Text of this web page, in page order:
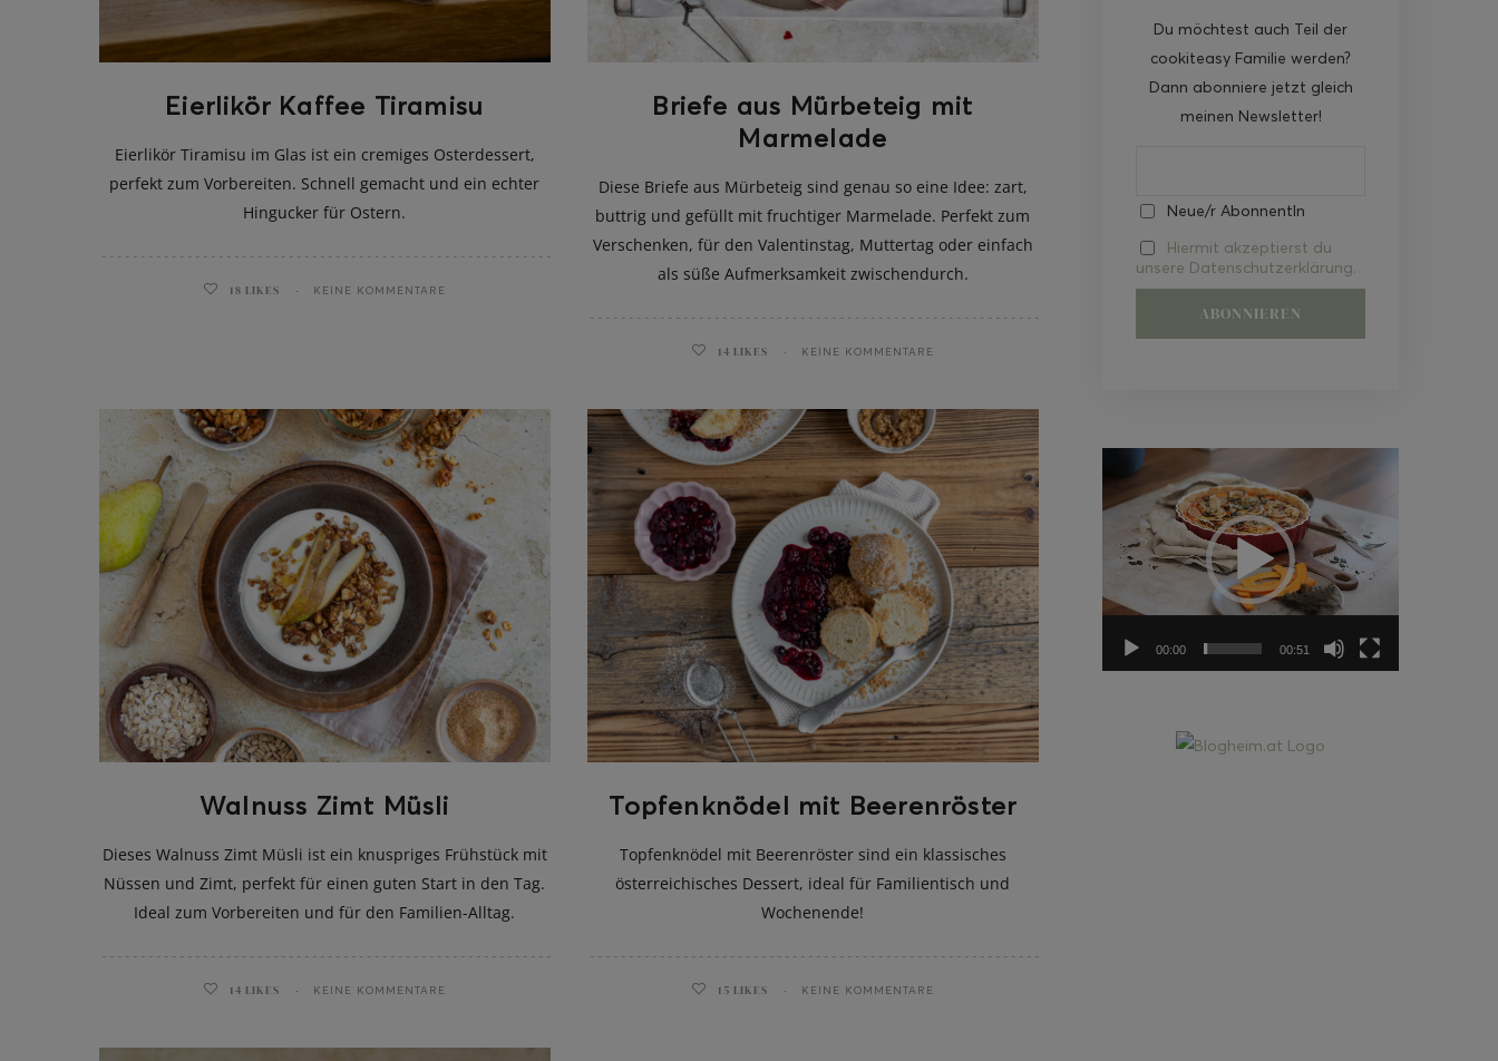
Eierlikör Kaffee Tiramisu
Eierlikör Tiramisu im Glas ist ein cremiges Osterdessert,
perfekt zum Vorbereiten. Schnell gemacht und ein echter
Hingucker für Ostern.
18 LIKES KEINE KOMMENTARE
Briefe aus Mürbeteig mit
Marmelade
Diese Briefe aus Mürbeteig sind genau so eine Idee: zart,
buttrig und gefüllt mit fruchtiger Marmelade. Perfekt zum
Verschenken, für den Valentinstag, Muttertag oder einfach
als süße Aufmerksamkeit zwischendurch.
14 LIKES KEINE KOMMENTARE
Walnuss Zimt Müsli
Dieses Walnuss Zimt Müsli ist ein knuspriges Frühstück mit
Nüssen und Zimt, perfekt für einen guten Start in den Tag.
Ideal zum Vorbereiten und für den Familien-Alltag.
14 LIKES KEINE KOMMENTARE
Topfenknödel mit Beerenröster
Topfenknödel mit Beerenröster sind ein klassisches
österreichisches Dessert, ideal für Familientisch und
Wochenende!
15 LIKES KEINE KOMMENTARE
Du möchtest auch Teil der
cookiteasy Familie werden?
Dann abonniere jetzt gleich
meinen Newsletter!
Neue/r AbonnentIn
Hiermit akzeptierst du
unsere Datenschutzerklärung.
Video-
Player
00:00 00:51